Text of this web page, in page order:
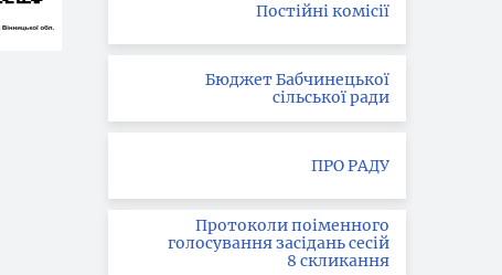
Постійні комісії
Бюджет Бабчинецької
сільської ради
ПРО РАДУ
Протоколи поіменного
голосування засідань сесій
8 скликання